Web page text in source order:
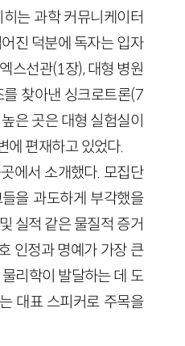
는 과학 커뮤니케이터
진 덕분에 독자는 입자
스선관(1장), 대형 병원
찾아낸 싱크로트론(7
은 곳은 대형 실험실이
에 편재하고 있었다.
에서 소개했다. 모집단
을 과도하게 부각했을
실적 같은 물질적 증거
인정과 명예가 가장 큰
리학이 발달하는 데 도
대표 스피커로 주목을